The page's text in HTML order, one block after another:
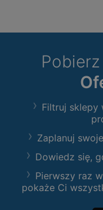
Filtruj sklepy
Zaplanuj
Dowiedz się,
Pierwszy raz
pokaże Ci